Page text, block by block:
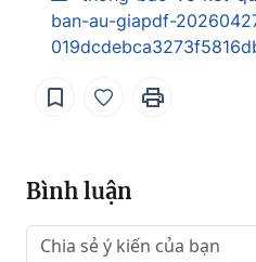
ban-au-giapdf-
Bình luận